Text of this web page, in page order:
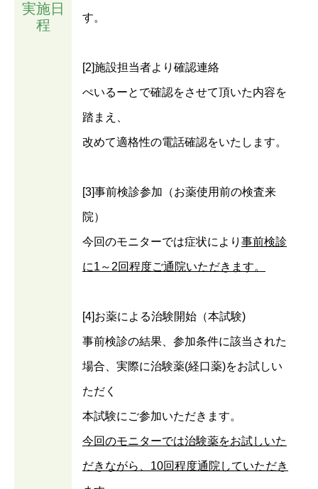
実施日
程
す。
[2]施設担当者より確認連絡
ぺいるーとで確認をさせて頂いた内容を
踏まえ、
改めて適格性の電話確認をいたします。
[3]事前検診参加（お薬使用前の検査来
院）
今回のモニターでは症状により 事前検診
に1～2回程度ご通院いただきます。
[4]お薬による治験開始（本試験)
事前検診の結果、参加条件に該当された
場合、実際に治験薬(経口薬)をお試しい
ただく
本試験にご参加いただきます。
今回のモニターでは治験薬をお試しいた
だきながら、10回程度通院していただき